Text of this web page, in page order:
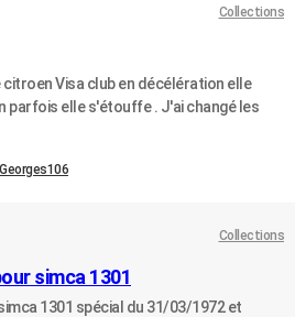
Collections
citroen Visa club en décélération elle
parfois elle s'étouffe . J'ai changé les
Georges106
Collections
simca 1301
1301 spécial du 31/03/1972 et